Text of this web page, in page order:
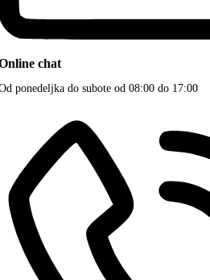
chat
ponedeljka do subote od 08:00 do 17:00